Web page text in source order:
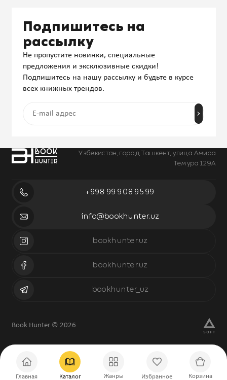
Главная Каталог Жанры Избранное Корзина
Узбекистан, город Ташкент, улица Амира
Темура 129А
+998 99 908 95 99
info@bookhunter.uz
bookhunter.uz
bookhunter.uz
bookhunter_uz
Подпишитесь на
рассылку
Не пропустите новинки, специальные
предложения и эксклюзивные скидки!
Подпишитесь на нашу рассылку и будьте в курсе
всех книжных трендов.
Book Hunter © 2026